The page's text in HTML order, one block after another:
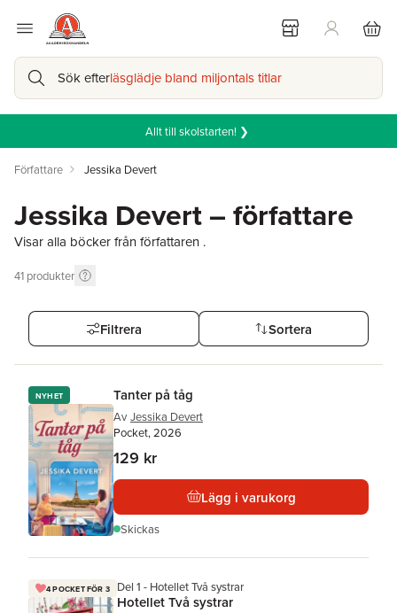
Sök efterläsglädje bland miljontals titlar
Allt till skolstarten! ❯
Författare Jessika Devert
Jessika Devert – författare
Visar alla böcker från författaren .
41 produkter
Filtrera Sortera
NYHET Tanter på tåg
Av Jessika Devert
Pocket, 2026
129 kr
Lägg i varukorg
Skickas
4 POCKET FÖR 3 Del 1 - Hotellet Två systrar
Hotellet Två systrar